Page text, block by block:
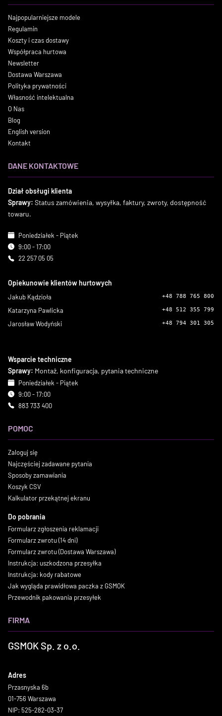
Najpopularniejsze modele
Regulamin
Koszty i czas dostawy
Współpraca hurtowa
Newsletter
Dostawa Warszawa
Polityka prywatności
Własność intelektualna
O Nas
Blog
English version
Kontakt
DANE KONTAKTOWE
Dział obsługi klienta
Sprawy: Status zamówienia, wysyłka, faktury, zwroty, dostępność
towaru.
Poniedziałek - Piątek
9:00 - 17:00
22 257 05 05
Opiekunowie klientów hurtowych
Jakub Kądzioła +48 788 765 800
Katarzyna Pawlicka +48 512 355 799
Jarosław Wodyński +48 794 301 305
Wsparcie techniczne
Sprawy: Montaż, konfiguracja, pytania techniczne
Poniedziałek - Piątek
9:00 - 17:00
883 733 400
POMOC
Zaloguj się
Najczęściej zadawane pytania
Sposoby zamawiania
Koszyk CSV
Kalkulator przekątnej ekranu
Do pobrania
Formularz zgłoszenia reklamacji
Formularz zwrotu (14 dni)
Formularz zwrotu (Dostawa Warszawa)
Instrukcja: uszkodzona przesyłka
Instrukcja: kody rabatowe
Jak wygląda prawidłowa paczka z GSMOK
Przewodnik pakowania przesyłek
FIRMA
GSMOK Sp. z o.o.
Adres
Przasnyska 6b
01-756 Warszawa
NIP: 525-282-03-37